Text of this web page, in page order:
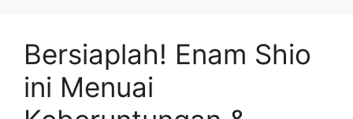
Bersiaplah! Enam Shio
ini Menuai